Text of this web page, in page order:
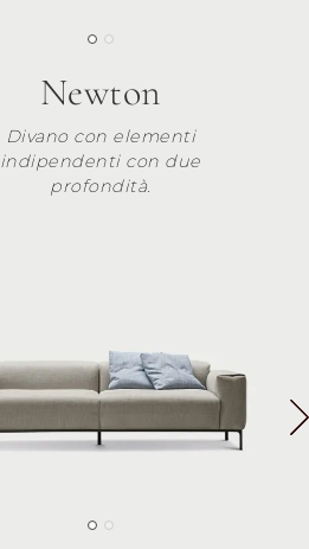
Newton
Divano con elementi
indipendenti con due
profondità.